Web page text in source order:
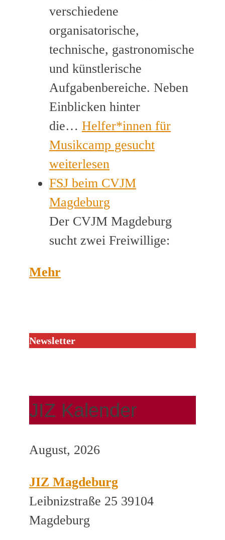
verschiedene
organisatorische,
technische, gastronomische
und künstlerische
Aufgabenbereiche. Neben
Einblicken hinter
die… Helfer*innen für
Musikcamp gesucht
weiterlesen
FSJ beim CVJM
Magdeburg
Der CVJM Magdeburg
sucht zwei Freiwillige:
Mehr
Newsletter
JIZ Kalender
August, 2026
JIZ Magdeburg
Leibnizstraße 25 39104
Magdeburg